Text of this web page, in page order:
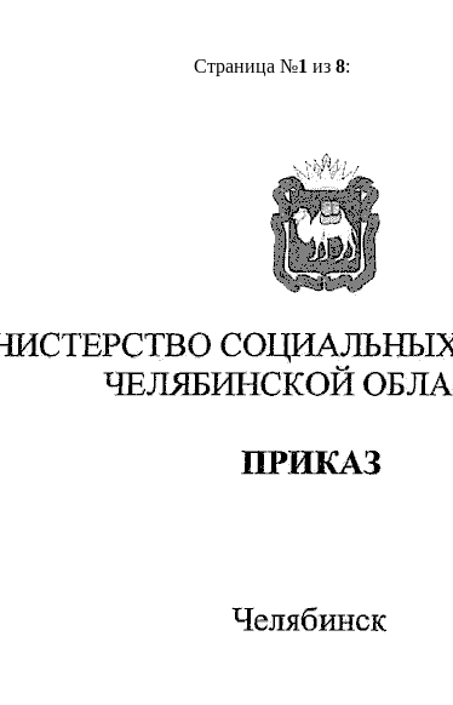
Страница №1 из 8: